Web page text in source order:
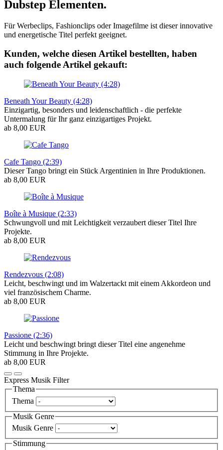
Dubstep Elementen.
Für Werbeclips, Fashionclips oder Imagefilme ist dieser innovative
und energetische Titel perfekt geeignet.
Kunden, welche diesen Artikel bestellten, haben
auch folgende Artikel gekauft:
Beneath Your Beauty (4:28)
Einzigartig, besonders und leidenschaftlich - die perfekte
Untermalung für Ihr ganz einzigartiges Projekt.
ab 8,00 EUR
Cafe Tango (2:39)
Dieser Tango bringt ein Stück Argentinien in Ihre Produktionen.
ab 8,00 EUR
Boîte à Musique (2:33)
Schwungvoll und mit Leichtigkeit verzaubert dieser Titel Ihre
Projekte.
ab 8,00 EUR
Rendezvous (2:08)
Leicht, beschwingt und im Walzertackt mit einem Akkordeon und
viel französischem Charme.
ab 8,00 EUR
Passione (2:36)
Leicht und beschwingt bringt dieser Titel eine angenehme
Stimmung in Ihre Projekte.
ab 8,00 EUR
Express Musik Filter
Thema
Thema
Musik Genre
Musik Genre
Stimmung